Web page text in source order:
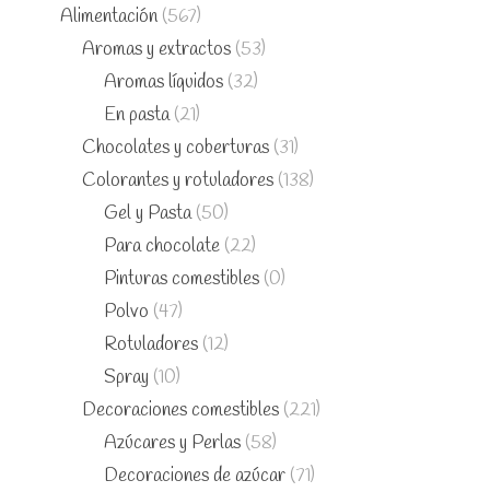
Alimentación (567)
Aromas y extractos (53)
Aromas líquidos (32)
En pasta (21)
Chocolates y coberturas (31)
Colorantes y rotuladores (138)
Gel y Pasta (50)
Para chocolate (22)
Pinturas comestibles (0)
Polvo (47)
Rotuladores (12)
Spray (10)
Decoraciones comestibles (221)
Azúcares y Perlas (58)
Decoraciones de azúcar (71)